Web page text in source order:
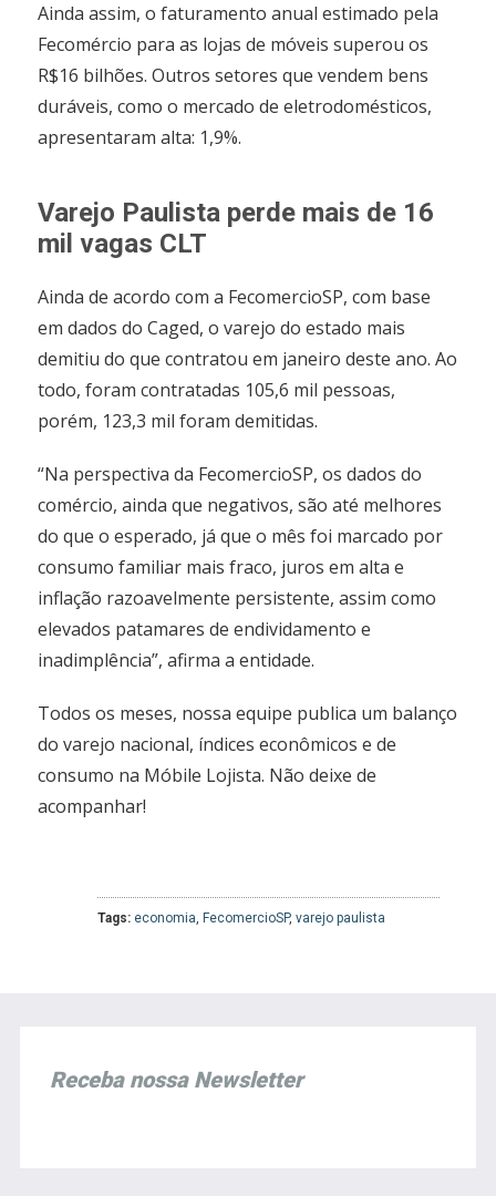
Ainda assim, o faturamento anual estimado pela
Fecomércio para as lojas de móveis superou os
R$16 bilhões. Outros setores que vendem bens
duráveis, como o mercado de eletrodomésticos,
apresentaram alta: 1,9%.
Varejo Paulista perde mais de 16
mil vagas CLT
Ainda de acordo com a FecomercioSP, com base
em dados do Caged, o varejo do estado mais
demitiu do que contratou em janeiro deste ano. Ao
todo, foram contratadas 105,6 mil pessoas,
porém, 123,3 mil foram demitidas.
“Na perspectiva da FecomercioSP, os dados do
comércio, ainda que negativos, são até melhores
do que o esperado, já que o mês foi marcado por
consumo familiar mais fraco, juros em alta e
inflação razoavelmente persistente, assim como
elevados patamares de endividamento e
inadimplência”, afirma a entidade.
Todos os meses, nossa equipe publica um balanço
do varejo nacional, índices econômicos e de
consumo na Móbile Lojista. Não deixe de
acompanhar!
Tags: economia, FecomercioSP, varejo paulista
Receba nossa Newsletter